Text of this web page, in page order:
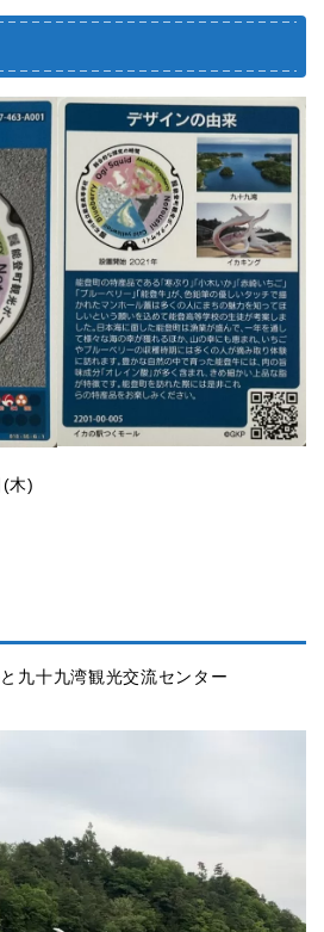
木)
九十九湾観光交流センター